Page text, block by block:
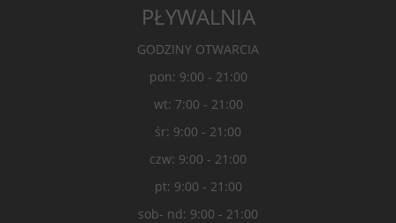
PŁYWALNIA
GODZINY OTWARCIA
pon: 9:00 - 21:00
wt: 7:00 - 21:00
śr: 9:00 - 21:00
czw: 9:00 - 21:00
pt: 9:00 - 21:00
sob- nd: 9:00 - 21:00